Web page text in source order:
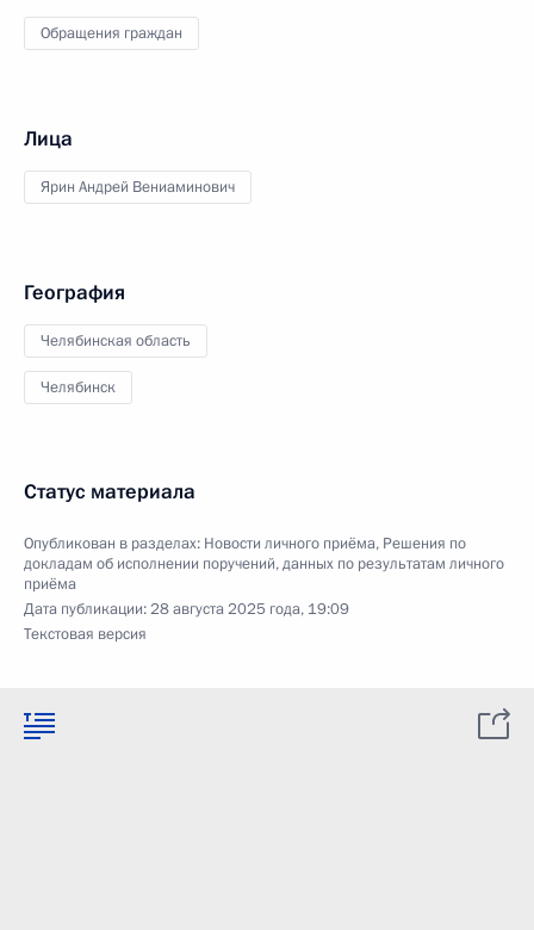
Обращения граждан
Лица
Ярин Андрей Вениаминович
География
Челябинская область
Челябинск
Статус материала
Опубликован в разделах: Новости личного приёма, Решения по
докладам об исполнении поручений, данных по результатам личного
приёма
Дата публикации:28 августа 2025 года, 19:09
Текстовая версия